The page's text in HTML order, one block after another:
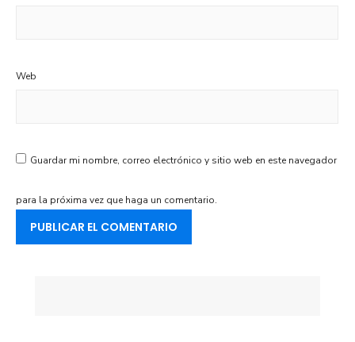
Web
Guardar mi nombre, correo electrónico y sitio web en este navegador
para la próxima vez que haga un comentario.